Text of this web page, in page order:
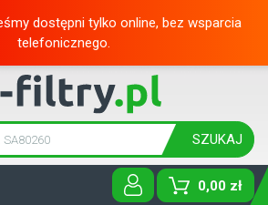
dostępni tylko online, bez wsparcia
telefonicznego.
SZUKAJ
0,00 zł